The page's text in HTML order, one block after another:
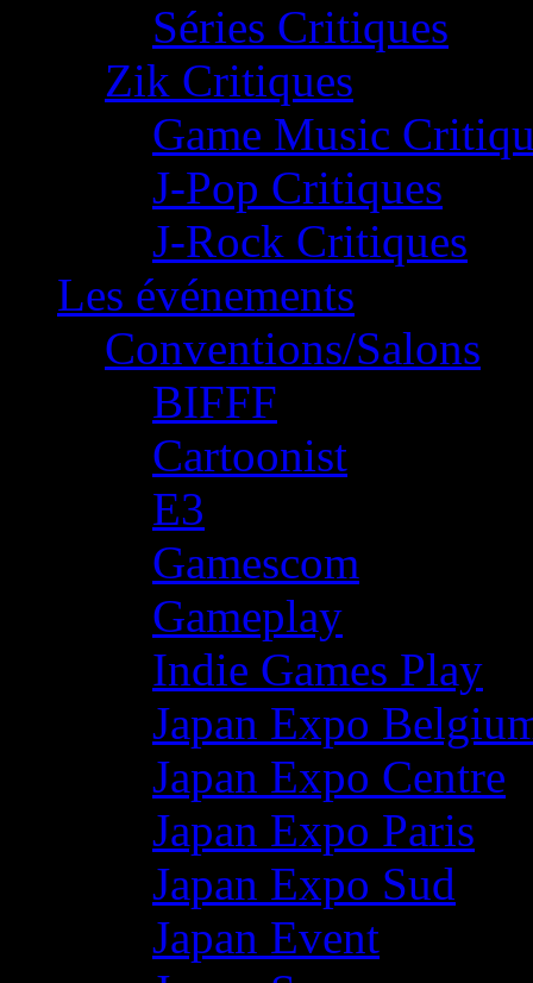
Séries Critiques
Zik Critiques
Game Music
J-Pop Critiques
J-Rock Critiques
Les événements
Conventions/Salons
BIFFF
Cartoonist
E3
Gamescom
Gameplay
Indie Games Play
Japan Expo
Japan Expo Centre
Japan Expo Paris
Japan Expo Sud
Japan Event